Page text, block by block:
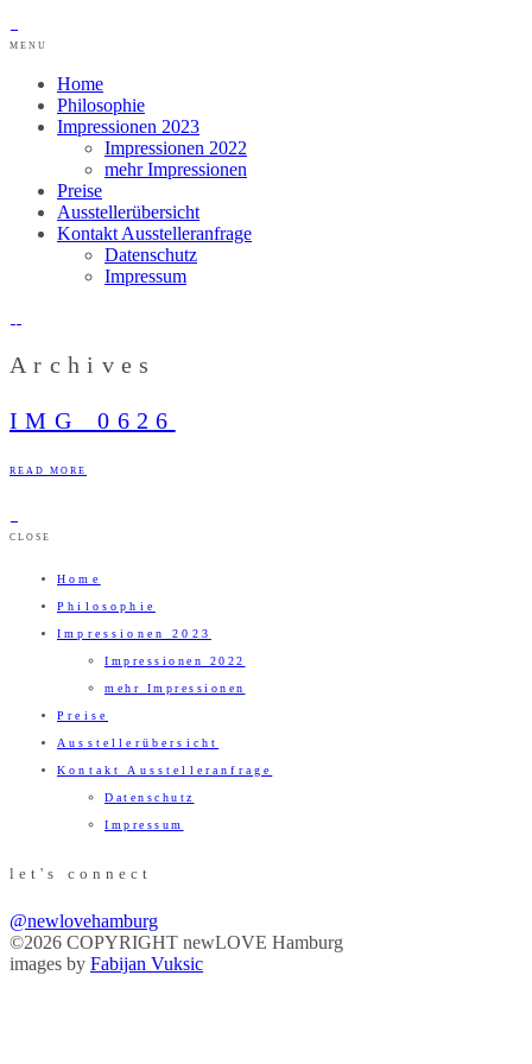
MENU
Home
Philosophie
Impressionen 2023
Impressionen 2022
mehr Impressionen
Preise
Ausstellerübersicht
Kontakt Ausstelleranfrage
Datenschutz
Impressum
Archives
IMG_0626
READ MORE
CLOSE
Home
Philosophie
Impressionen 2023
Impressionen 2022
mehr Impressionen
Preise
Ausstellerübersicht
Kontakt Ausstelleranfrage
Datenschutz
Impressum
let's connect
@newlovehamburg
©2026 COPYRIGHT newLOVE Hamburg
images by Fabijan Vuksic